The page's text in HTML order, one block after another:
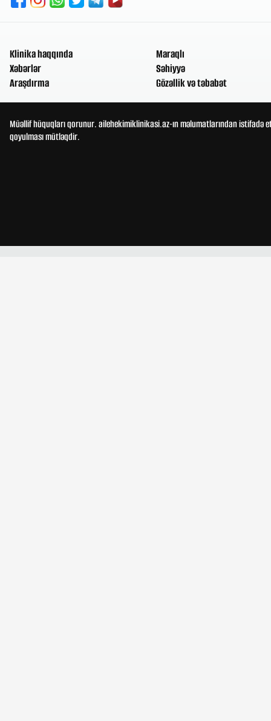
Klinika haqqında
Xəbərlər
Araşdırma
Maraqlı
Səhiyyə
Gözəllik və təbabət
Müəllif hüquqları qorunur. ailehekimiklinikasi.az-ın məlumatlarından
qoyulması mütləqdir.